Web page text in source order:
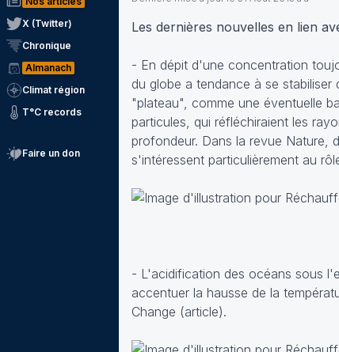
X (Twitter)
Chronique
Almanach
Climat région
T°C records
Faire un don
Les dernières nouvelles en lien
- En dépit d'une concentration
du globe a tendance à se
"plateau", comme une éventuelle
particules, qui réfléchiraient les
profondeur. Dans la revue Nature,
s'intéressent particulièrement au
- L'acidification des océans sous
accentuer la hausse de la
Change (article).